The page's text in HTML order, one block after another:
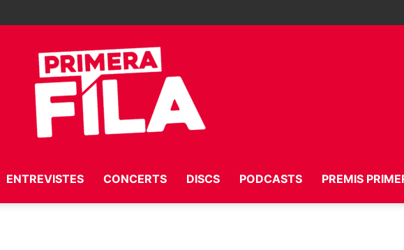
ENTREVISTES CONCERTS DISCS PODCASTS PREMIS